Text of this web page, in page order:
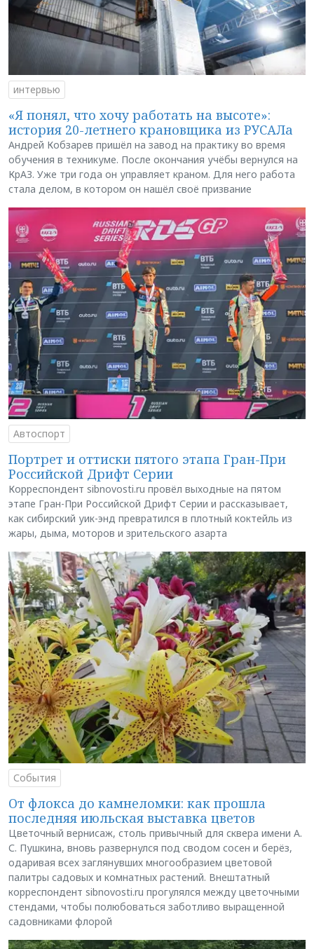
интервью
«Я понял, что хочу работать на высоте»:
история 20-летнего крановщика из РУСАЛа
Андрей Кобзарев пришёл на завод на практику во время
обучения в техникуме. После окончания учёбы вернулся на
КрАЗ. Уже три года он управляет краном. Для него работа
стала делом, в котором он нашёл своё призвание
Автоспорт
Портрет и оттиски пятого этапа Гран-При
Российской Дрифт Серии
Корреспондент sibnovosti.ru провёл выходные на пятом
этапе Гран-При Российской Дрифт Серии и рассказывает,
как сибирский уик-энд превратился в плотный коктейль из
жары, дыма, моторов и зрительского азарта
События
От флокса до камнеломки: как прошла
последняя июльская выставка цветов
Цветочный вернисаж, столь привычный для сквера имени А.
С. Пушкина, вновь развернулся под сводом сосен и берёз,
одаривая всех заглянувших многообразием цветовой
палитры садовых и комнатных растений. Внештатный
корреспондент sibnovosti.ru прогулялся между цветочными
стендами, чтобы полюбоваться заботливо выращенной
садовниками флорой